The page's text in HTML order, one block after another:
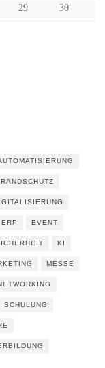
29 30
ERP EVENT
KI
MESSE
SCHULUNG